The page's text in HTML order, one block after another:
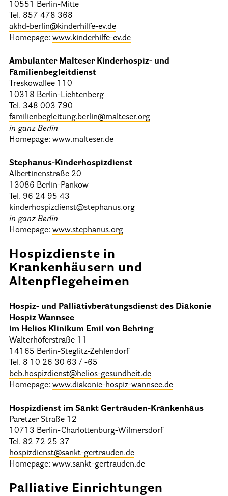
10551 Berlin-Mitte
Tel. 857 478 368
akhd-berlin@kinderhilfe-ev.de
Homepage: www.kinderhilfe-ev.de
Ambulanter Malteser Kinderhospiz- und
Familienbegleitdienst
Treskowallee 110
10318 Berlin-Lichtenberg
Tel. 348 003 790
familienbegleitung.berlin@malteser.org
in ganz Berlin
Homepage: www.malteser.de
Stephanus-Kinderhospizdienst
Albertinenstraße 20
13086 Berlin-Pankow
Tel. 96 24 95 43
kinderhospizdienst@stephanus.org
in ganz Berlin
Homepage: www.stephanus.org
Hospizdienste in
Krankenhäusern und
Altenpflegeheimen
Hospiz- und Palliativberatungsdienst des Diakonie
Hospiz Wannsee
im Helios Klinikum Emil von Behring
Walterhöferstraße 11
14165 Berlin-Steglitz-Zehlendorf
Tel. 8 10 26 30 63 / -65
beb.hospizdienst@helios-gesundheit.de
Homepage: www.diakonie-hospiz-wannsee.de
Hospizdienst im Sankt Gertrauden-Krankenhaus
Paretzer Straße 12
10713 Berlin-Charlottenburg-Wilmersdorf
Tel. 82 72 25 37
hospizdienst@sankt-gertrauden.de
Homepage: www.sankt-gertrauden.de
Palliative Einrichtungen